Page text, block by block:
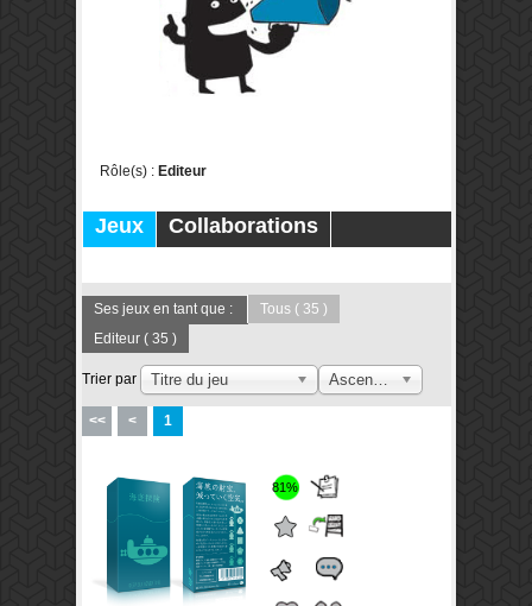
Rôle(s) : Editeur
Jeux
Collaborations
Ses jeux en tant que : Tous ( 35 )
Editeur ( 35 )
Trier par Titre du jeu
<< < 1
81%